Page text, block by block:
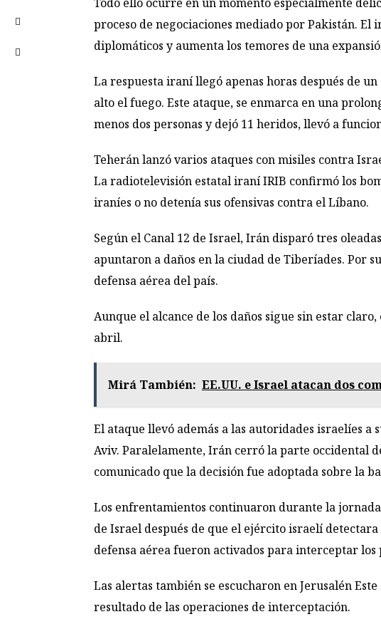
proceso de negociaciones mediado por Pakistán. El
diplomáticos y aumenta los temores de una
La respuesta iraní llegó apenas horas después de
alto el fuego. Este ataque, se enmarca en una
menos dos personas y dejó 11 heridos, llevó a
Teherán lanzó varios ataques con misiles contra
La radiotelevisión estatal iraní IRIB confirmó los
iraníes o no detenía sus ofensivas contra el Líbano.
Según el Canal 12 de Israel, Irán disparó tres
apuntaron a daños en la ciudad de Tiberíades. Por
defensa aérea del país.
Aunque el alcance de los daños sigue sin estar
abril.
Mirá También: EE.UU. e Israel atacan dos
El ataque llevó además a las autoridades israelíes
Aviv. Paralelamente, Irán cerró la parte occidental
comunicado que la decisión fue adoptada sobre la
Los enfrentamientos continuaron durante la
de Israel después de que el ejército israelí
defensa aérea fueron activados para interceptar
Las alertas también se escucharon en Jerusalén
resultado de las operaciones de interceptación.